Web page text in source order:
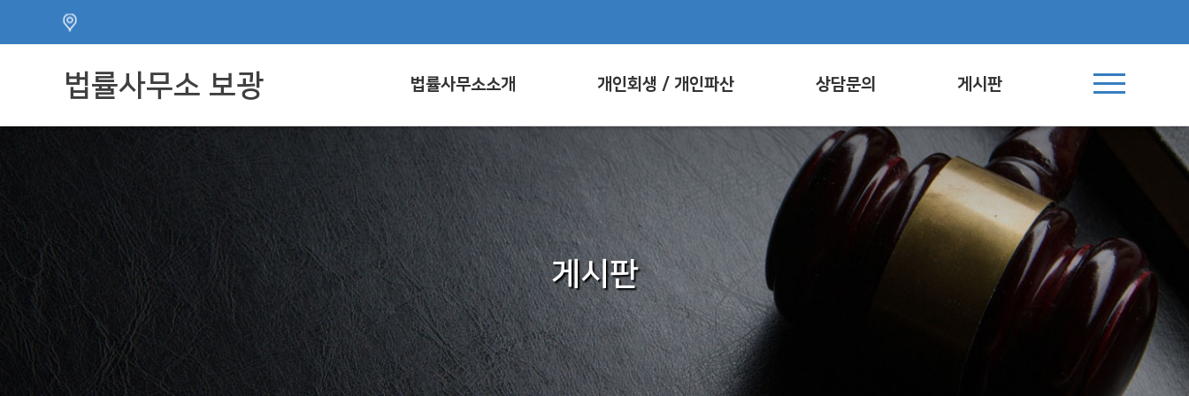
법률사무소 보광 법률사무소소개 개인회생 / 개인파산 상담문의 게시판
게시판